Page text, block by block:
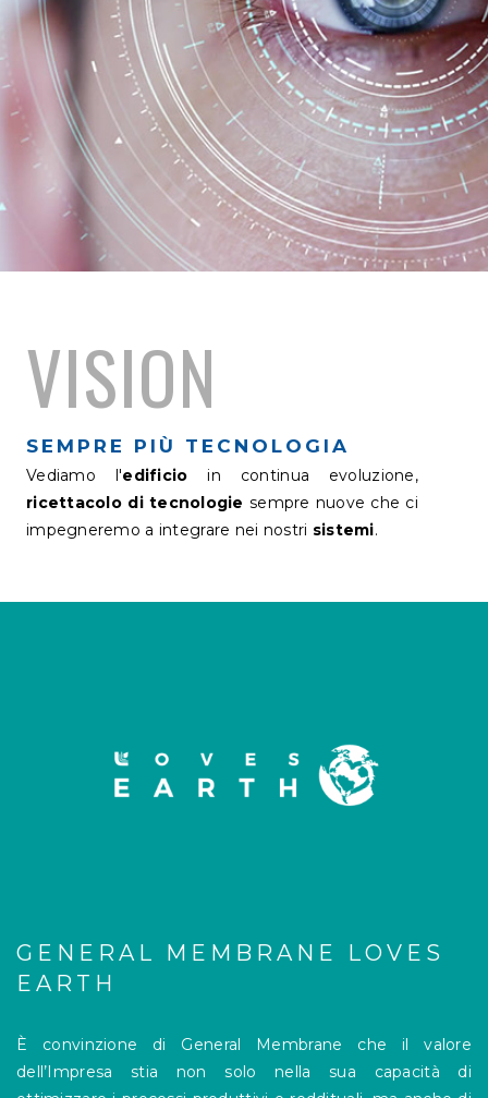
VISION
SEMPRE PIÙ TECNOLOGIA
Vediamo l'edificio in continua evoluzione,
ricettacolo di tecnologie sempre nuove che ci
impegneremo a integrare nei nostri sistemi.
GENERAL MEMBRANE LOVES
EARTH
È convinzione di General Membrane che il valore
dell’Impresa stia non solo nella sua capacità di